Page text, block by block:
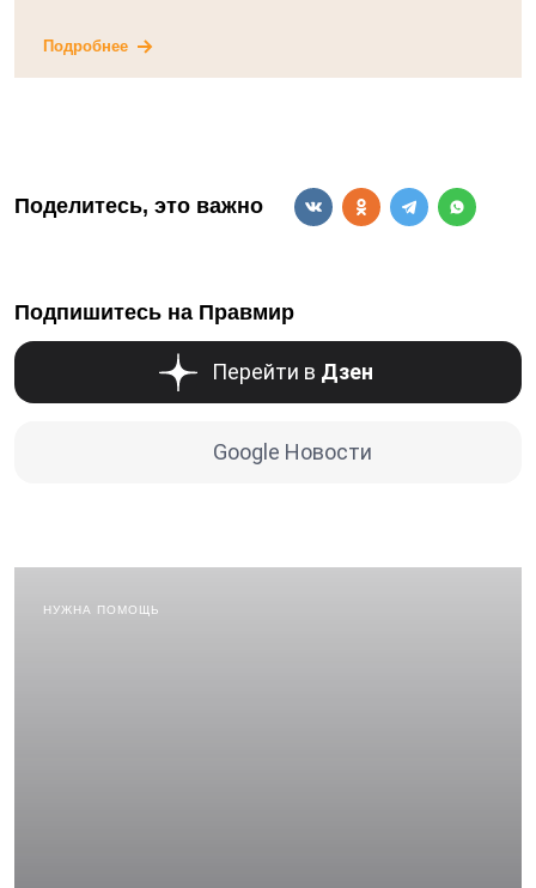
Подробнее
Поделитесь, это важно
Подпишитесь на Правмир
Перейти в Дзен
Google Новости
НУЖНА ПОМОЩЬ